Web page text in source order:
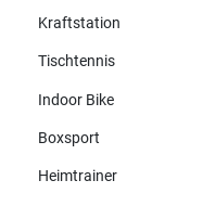
Kraftstation
Tischtennis
Indoor Bike
Boxsport
Heimtrainer